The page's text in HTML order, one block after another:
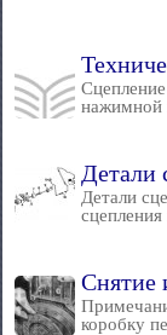
нажимной
Детали
Детали
Снятие
коробку